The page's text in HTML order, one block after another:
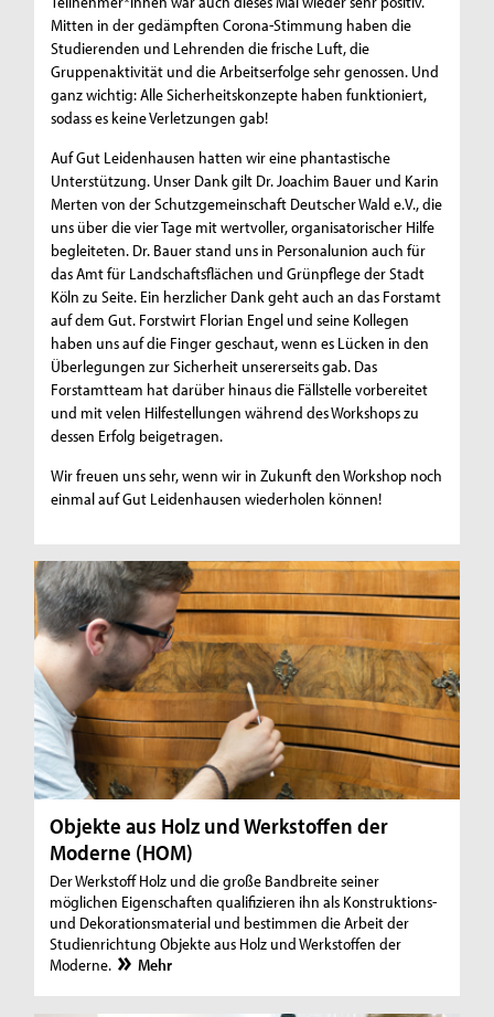
Mitten in der gedämpften Corona-Stimmung haben die
Studierenden und Lehrenden die frische Luft, die
Gruppenaktivität und die Arbeitserfolge sehr genossen. Und
ganz wichtig: Alle Sicherheitskonzepte haben funktioniert,
sodass es keine Verletzungen gab!
Auf Gut Leidenhausen hatten wir eine phantastische
Unterstützung. Unser Dank gilt Dr. Joachim Bauer und Karin
Merten von der Schutzgemeinschaft Deutscher Wald e.V., die
uns über die vier Tage mit wertvoller, organisatorischer Hilfe
begleiteten. Dr. Bauer stand uns in Personalunion auch für
das Amt für Landschaftsflächen und Grünpflege der Stadt
Köln zu Seite. Ein herzlicher Dank geht auch an das Forstamt
auf dem Gut. Forstwirt Florian Engel und seine Kollegen
haben uns auf die Finger geschaut, wenn es Lücken in den
Überlegungen zur Sicherheit unsererseits gab. Das
Forstamtteam hat darüber hinaus die Fällstelle vorbereitet
und mit velen Hilfestellungen während des Workshops zu
dessen Erfolg beigetragen.
Wir freuen uns sehr, wenn wir in Zukunft den Workshop noch
einmal auf Gut Leidenhausen wiederholen können!
Objekte aus Holz und Werkstoffen der
Moderne (HOM)
Der Werkstoff Holz und die große Bandbreite seiner
möglichen Eigenschaften qualifizieren ihn als Konstruktions-
und Dekorationsmaterial und bestimmen die Arbeit der
Studienrichtung Objekte aus Holz und Werkstoffen der
Moderne.
Mehr